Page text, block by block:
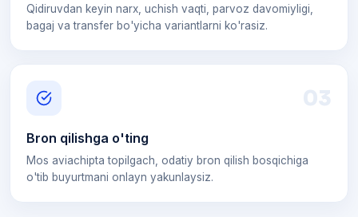
Qidiruvdan keyin narx, uchish vaqti, parvoz davomiyligi,
bagaj va transfer bo'yicha variantlarni ko'rasiz.
03
Bron qilishga o'ting
Mos aviachipta topilgach, odatiy bron qilish bosqichiga
o'tib buyurtmani onlayn yakunlaysiz.